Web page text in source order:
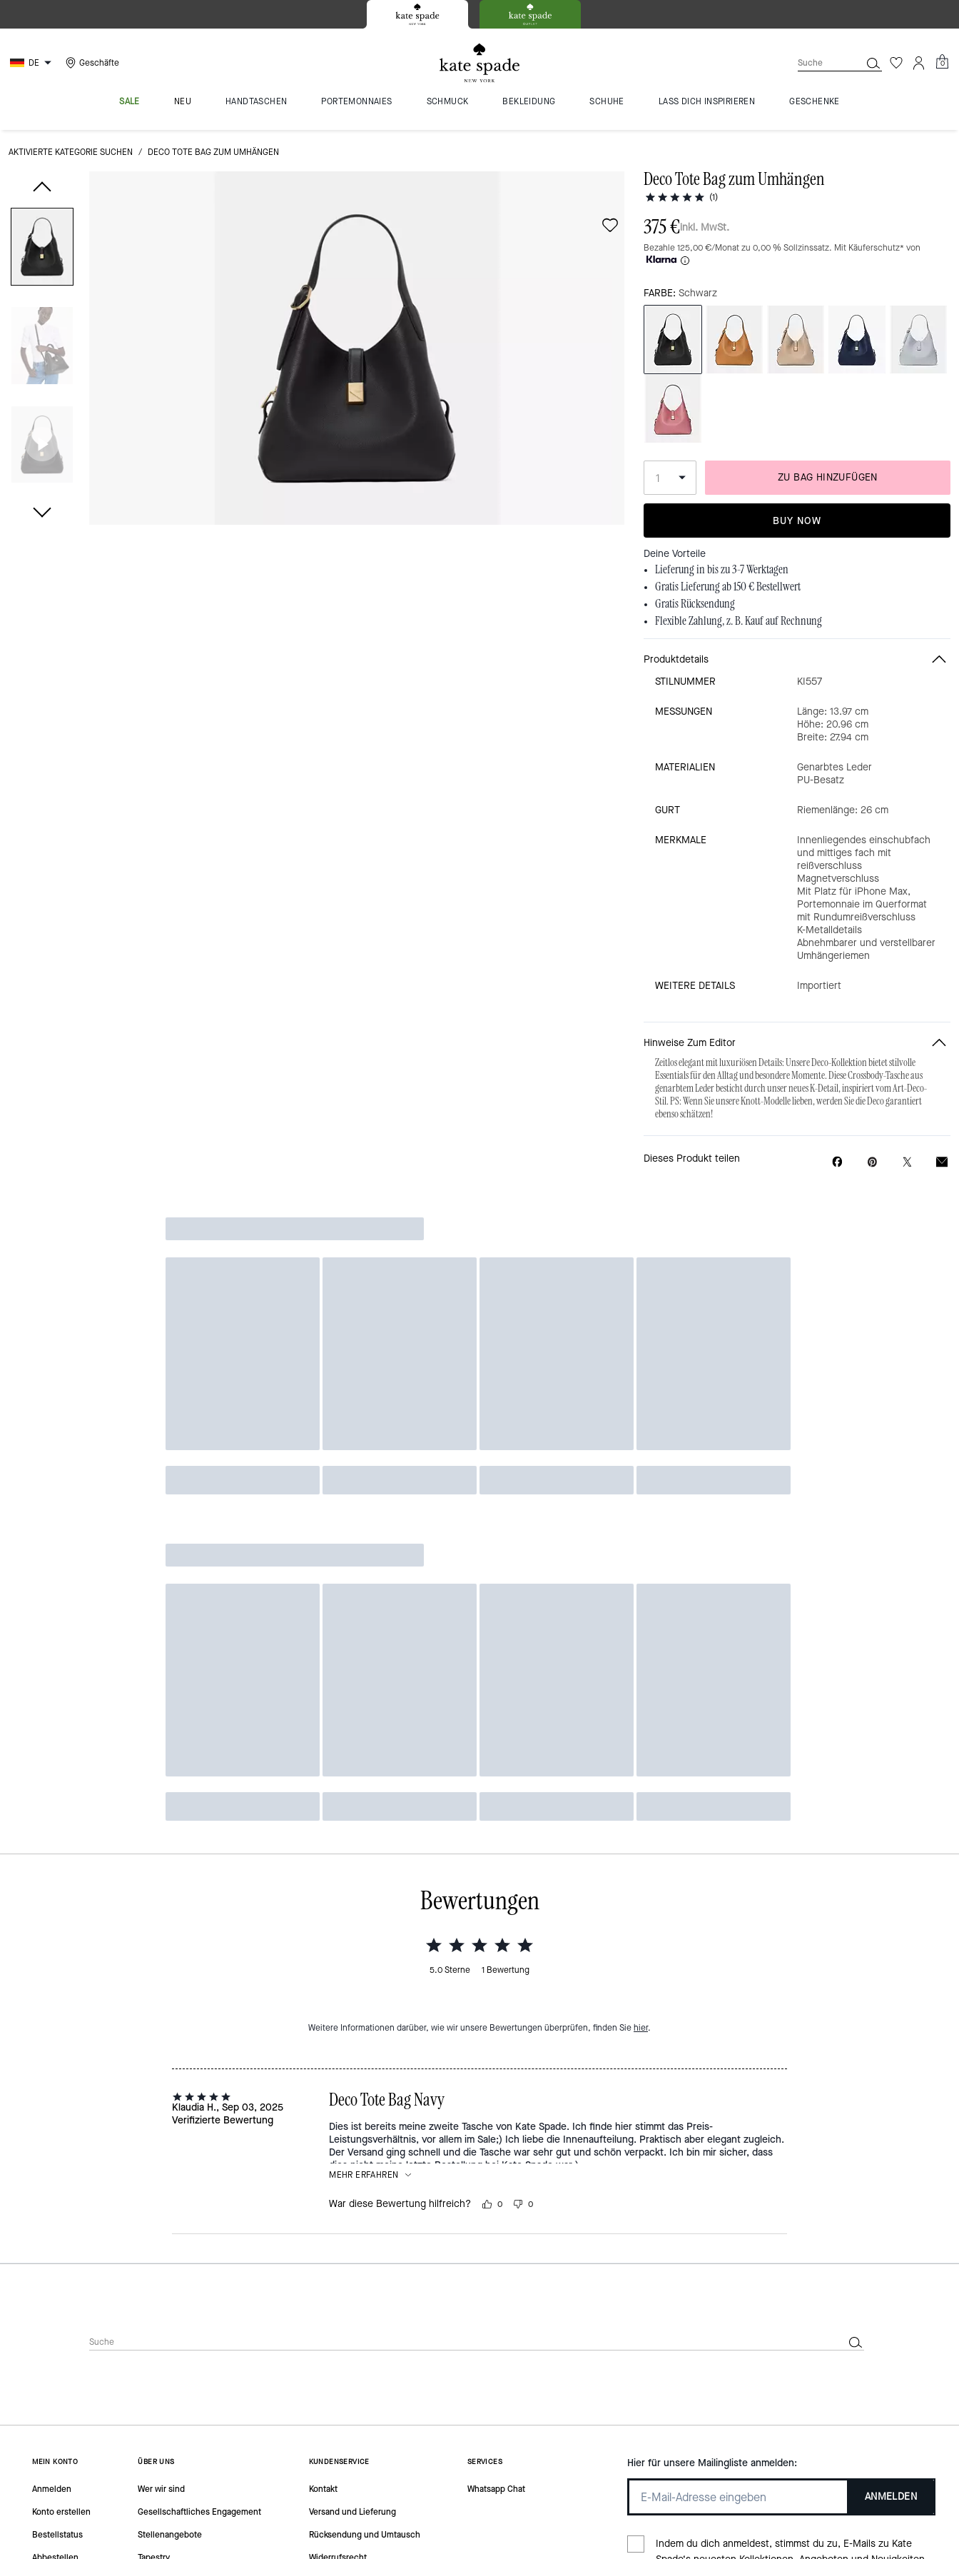
DE Geschäfte 0
SALE NEU HANDTASCHEN PORTEMONNAIES SCHMUCK BEKLEIDUNG SCHUHE LASS DICH INSPIRIEREN GESCHENKE
AKTIVIERTE KATEGORIE SUCHEN / DECO TOTE BAG ZUM UMHÄNGEN
Deco Tote Bag zum Umhängen
(1)
375 €inkl. MwSt.
Bezahle 125,00 €/Monat zu 0,00 % Sollzinssatz. Mit Käuferschutz* von
FARBE: Schwarz
ZU BAG HINZUFÜGEN
BUY NOW
Deine Vorteile
Lieferung in bis zu 3-7 Werktagen
Gratis Lieferung ab 150 € Bestellwert
Gratis Rücksendung
Flexible Zahlung, z. B. Kauf auf Rechnung
Produktdetails
STILNUMMER
KI557
MESSUNGEN
Länge: 13.97 cm
Höhe: 20.96 cm
Breite: 27.94 cm
MATERIALIEN
Genarbtes Leder
PU-Besatz
GURT Riemenlänge: 26 cm
MERKMALE
Innenliegendes einschubfach
und mittiges fach mit
reißverschluss
Magnetverschluss
Mit Platz für iPhone Max,
Portemonnaie im Querformat
mit Rundumreißverschluss
K-Metalldetails
Abnehmbarer und verstellbarer
Umhängeriemen
WEITERE DETAILS Importiert
Hinweise Zum Editor
Zeitlos elegant mit luxuriösen Details: Unsere Deco-Kollektion bietet stilvolle
Essentials für den Alltag und besondere Momente. Diese Crossbody-Tasche aus
genarbtem Leder besticht durch unser neues K-Detail, inspiriert vom Art-Deco-
Stil. PS: Wenn Sie unsere Knott-Modelle lieben, werden Sie die Deco garantiert
ebenso schätzen!
Dieses Produkt teilen
Bewertungen
5.0Sterne 1 Bewertung
Weitere Informationen darüber, wie wir unsere Bewertungen überprüfen, finden Siehier.
Klaudia H., Sep 03, 2025
Verifizierte Bewertung
Deco Tote Bag Navy
Dies ist bereits meine zweite Tasche von Kate Spade. Ich finde hier stimmt das Preis-
Leistungsverhältnis, vor allem im Sale;) Ich liebe die Innenaufteilung. Praktisch aber elegant zugleich.
Der Versand ging schnell und die Tasche war sehr gut und schön verpackt. Ich bin mir sicher, dass
dies nicht meine letzte Bestellung bei Kate Spade war:)
MEHR ERFAHREN
War diese Bewertung hilfreich? 0 0
MEIN KONTO
Anmelden
Konto erstellen
Bestellstatus
ÜBER UNS
Wer wir sind
Gesellschaftliches Engagement
Stellenangebote
KUNDENSERVICE
Kontakt
Versand und Lieferung
Rücksendung und Umtausch
SERVICES
Whatsapp Chat
Hier für unsere Mailingliste anmelden:
ANMELDEN
Indem du dich anmeldest, stimmst du zu, E-Mails zu Kate